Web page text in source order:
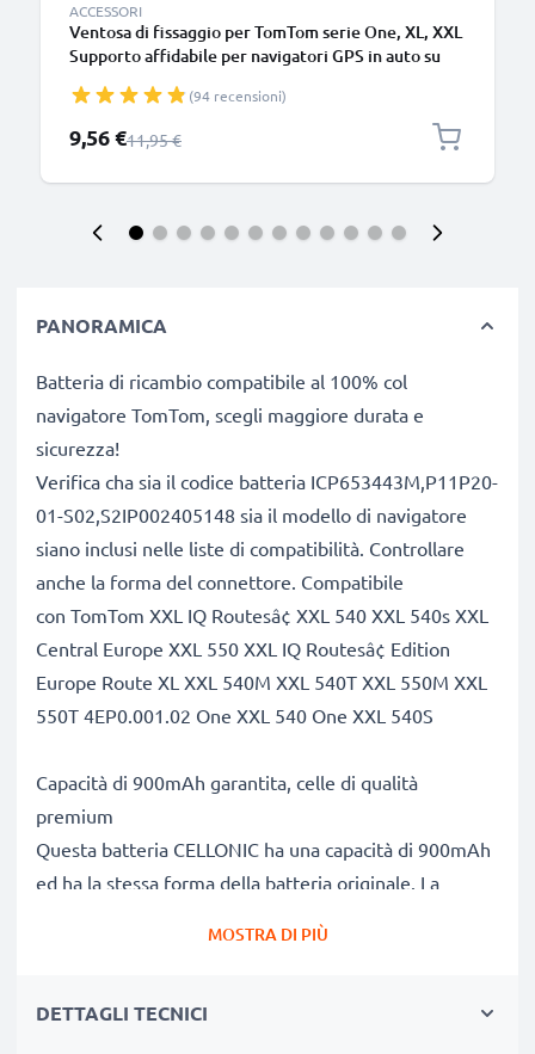
ACCESSORI
Ventosa di fissaggio per TomTom serie One, XL, XXL
Supporto affidabile per navigatori GPS in auto su
una visuale ottimale(94 recensioni)
Prezzo speciale
9,56 €Prezzo normale
11,95 €
PANORAMICA
Batteria di ricambio compatibile al 100% col
navigatore TomTom, scegli maggiore durata e
sicurezza!
Verifica cha sia il codice batteria ICP653443M,P11P20-
01-S02,S2IP002405148 sia il modello di navigatore
siano inclusi nelle liste di compatibilità. Controllare
anche la forma del connettore. Compatibile
con TomTom XXL IQ Routesâ¢ XXL 540 XXL 540s XXL
Central Europe XXL 550 XXL IQ Routesâ¢ Edition
Europe Route XL XXL 540M XXL 540T XXL 550M XXL
550T 4EP0.001.02 One XXL 540 One XXL 540S
Capacità di 900mAh garantita, celle di qualità
premium
Questa batteria CELLONIC ha una capacità di 900mAh
ed ha la stessa forma della batteria originale. La
nuova, dispone di una capacità reale di 900mAh,
MOSTRA DI PIÙ
DETTAGLI TECNICI